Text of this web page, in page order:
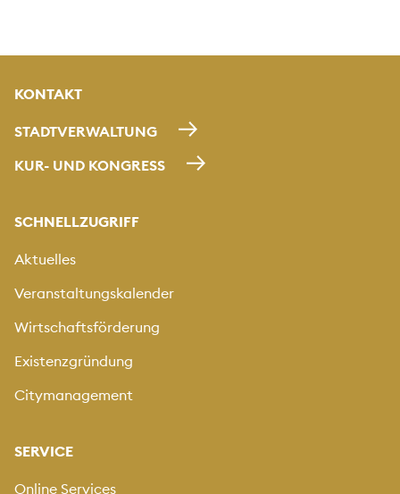
KONTAKT
STADTVERWALTUNG
KUR- UND KONGRESS
SCHNELLZUGRIFF
Aktuelles
Veranstaltungskalender
Wirtschaftsförderung
Existenzgründung
Citymanagement
SERVICE
Online Services